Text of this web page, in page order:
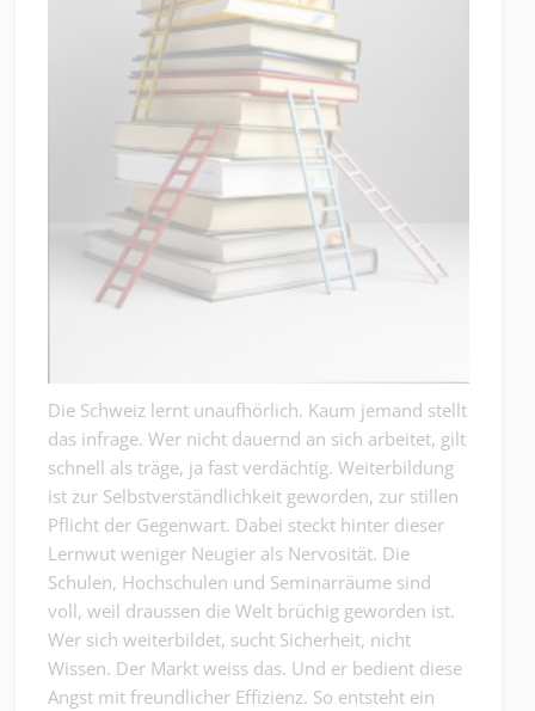
Die Schweiz lernt unaufhörlich. Kaum jemand stellt
das infrage. Wer nicht dauernd an sich arbeitet, gilt
schnell als träge, ja fast verdächtig. Weiterbildung
ist zur Selbstverständlichkeit geworden, zur stillen
Pflicht der Gegenwart. Dabei steckt hinter dieser
Lernwut weniger Neugier als Nervosität. Die
Schulen, Hochschulen und Seminarräume sind
voll, weil draussen die Welt brüchig geworden ist.
Wer sich weiterbildet, sucht Sicherheit, nicht
Wissen. Der Markt weiss das. Und er bedient diese
Angst mit freundlicher Effizienz. So entsteht ein